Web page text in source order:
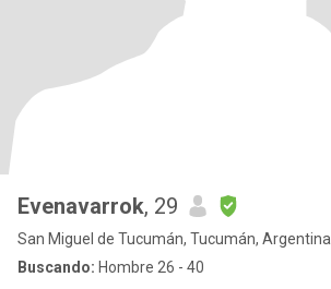
Evenavarrok, 29
San Miguel de Tucumán, Tucumán, Argentina
Buscando: Hombre 26 - 40